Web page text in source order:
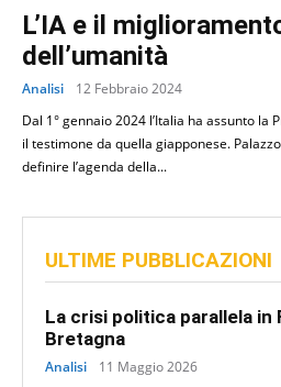
L’IA e il
dell’umanità
Analisi
12 Febbraio 2024
Dal 1° gennaio 2024 l’Italia ha assunto la
il testimone da quella giapponese.
definire l’agenda della...
ULTIME PUBBLICAZIONI
La crisi politica parallela in
Bretagna
Analisi 11 Maggio 2026